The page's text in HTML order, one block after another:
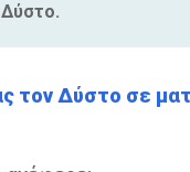
τον Δύστο σε